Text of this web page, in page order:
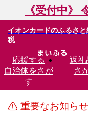
《受付中》
イオンカードのふるさと
税
応援する
自治体をさが
す
返礼
さ
重要なお知らせ